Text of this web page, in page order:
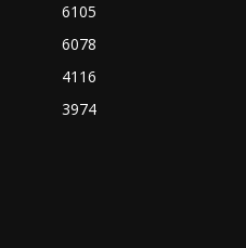
6105
6078
4116
3974